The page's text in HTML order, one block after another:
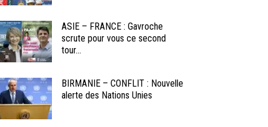
ASIE – FRANCE : Gavroche
scrute pour vous ce second
tour...
BIRMANIE – CONFLIT : Nouvelle
alerte des Nations Unies